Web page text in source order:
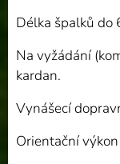
Délka špalků do
Na vyžádání
kardan.
Vynášecí
Orientační